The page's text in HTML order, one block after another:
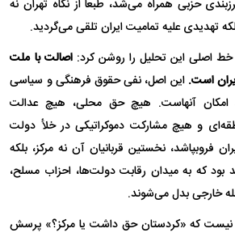
حزبی همراه می‌شد، طبعاً از نگاه تهران نه
تهدیدی علیه تمامیت ایران تلقی می‌گردید.
اصالت با ملت
است. این اصل، نفی حقوق فرهنگی و سیاسی
امکان آنهاست. هیچ حق محلی، هیچ عدالت
و هیچ مشارکت دموکراتیکی در خلأ دولت
فروبپاشد، نخستین قربانیان آن نه مرکز، بلکه
که به میدان رقابت دولت‌ها، احزاب مسلح،
خارجی بدل می‌شوند.
نیست که «کردستان حق داشت یا مرکز؟» پرسش